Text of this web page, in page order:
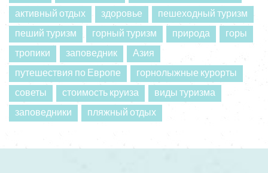
активный отдых
здоровье
пешеходный туризм
пеший туризм
горный туризм природа
горы
тропики
заповедник
Азия
путешествия по Европе
горнолыжные курорты
советы
стоимость круиза
виды туризма
заповедники
пляжный отдых